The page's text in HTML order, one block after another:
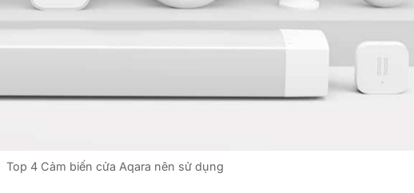
Top 4 Cảm biến cửa Aqara nên sử dụng